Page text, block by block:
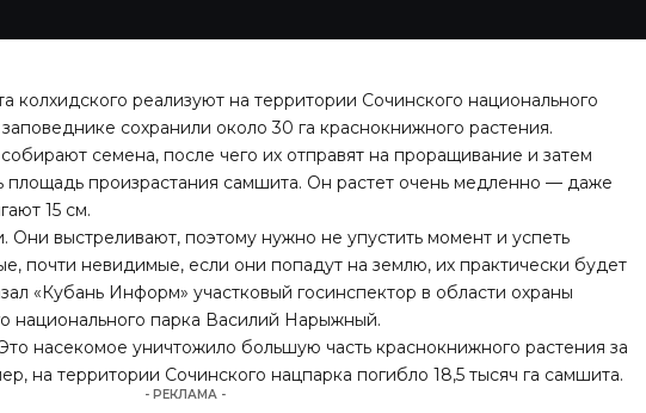
колхидского реализуют на территории Сочинского национального
сохранили около 30 га краснокнижного растения.
семена, после чего их отправят на проращивание и затем
площадь произрастания самшита. Он растет очень медленно — даже
15 см.
выстреливают, поэтому нужно не упустить момент и успеть
почти невидимые, если они попадут на землю, их практически будет
«Кубань Информ» участковый госинспектор в области охраны
национального парка Василий Нарыжный.
насекомое уничтожило большую часть краснокнижного растения за
на территории Сочинского нацпарка погибло 18,5 тысяч га самшита.
- РЕКЛАМА -